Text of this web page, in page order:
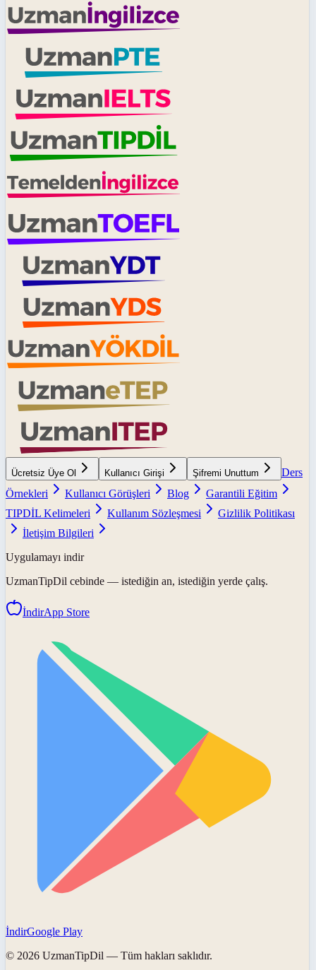
Ücretsiz Üye Ol Kullanıcı Girişi Şifremi Unuttum
Ders
Örnekleri
Kullanıcı Görüşleri Blog
Garantili Eğitim
TIPDİL Kelimeleri
Kullanım Sözleşmesi
Gizlilik Politikası
İletişim Bilgileri
Uygulamayı indir
UzmanTipDil cebinde — istediğin an, istediğin yerde çalış.
İndirApp Store
İndirGoogle Play
© 2026 UzmanTipDil — Tüm hakları saklıdır.